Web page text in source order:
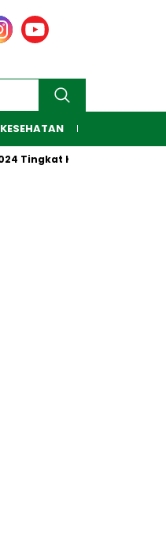
KESEHATAN RAGAM
Kabupaten Tubaba